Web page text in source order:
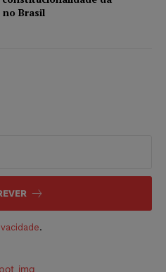
Brasil
.